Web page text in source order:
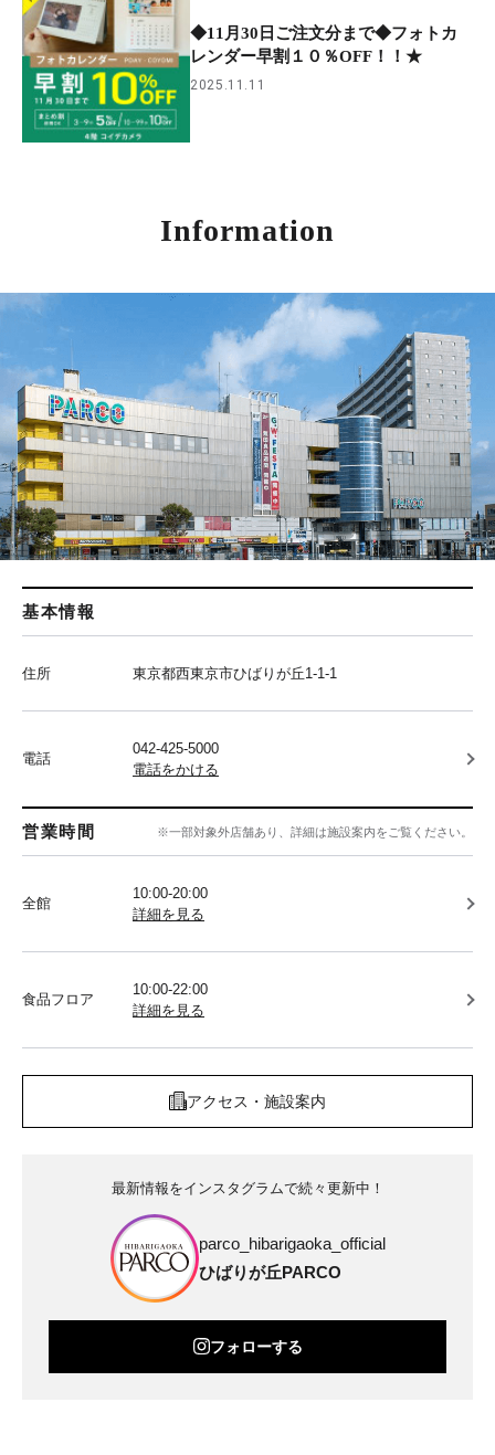
◆11月30日ご注文分まで◆フォトカ
レンダー早割１０％OFF！！★
2025.11.11
Information
基本情報
住所 東京都西東京市ひばりが丘1-1-1
電話
042-425-5000
電話をかける
営業時間 ※一部対象外店舗あり、詳細は施設案内をご覧ください。
全館
10:00-20:00
詳細を見る
食品フロア
10:00-22:00
詳細を見る
アクセス・施設案内
最新情報をインスタグラムで続々更新中！
parco_hibarigaoka_official
ひばりが丘PARCO
フォローする